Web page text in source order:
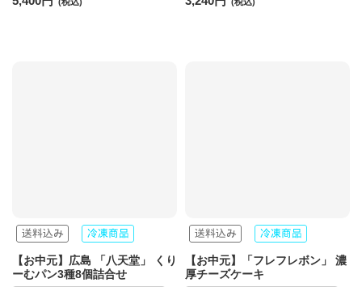
【お中元】広島 「八天堂」 くり
ーむパン3種8個詰合せ
【お中元】「フレフレボン」 濃
厚チーズケーキ